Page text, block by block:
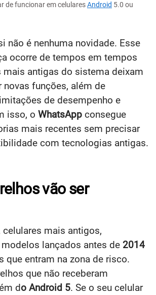
de funcionar em celularesAndroid 5.0 ou
não é nenhuma novidade. Esse
ocorre de tempos em tempos
mais antigas do sistema deixam
novas funções, além de
de desempenho e
isso, o WhatsApp consegue
mais recentes sem precisar
com tecnologias antigas.
vão ser
celulares mais antigos,
lançados antes de 2014
que entram na zona de risco.
que não receberam
do Android 5. Se o seu celular